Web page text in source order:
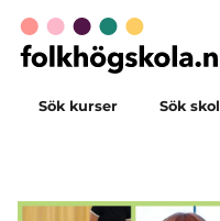
Sök kurser Sök